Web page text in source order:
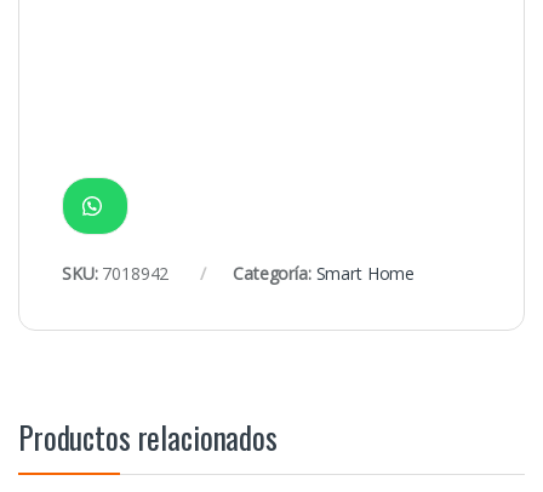
SKU: 7018942 Categoría: Smart Home
Productos relacionados